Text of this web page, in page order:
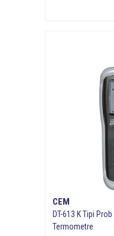
CEM
DT-613 K Tipi
Termometre